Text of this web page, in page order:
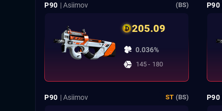
P90 | Asiimov (BS)
205.09
0.036%
145 - 180
P90
P90 | Asiimov ST (BS) P90